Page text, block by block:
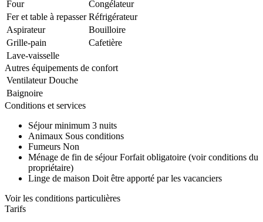
Four
Congélateur
Fer et table à repasser Réfrigérateur
Aspirateur
Bouilloire
Grille-pain
Cafetière
Lave-vaisselle
Autres équipements de confort
Ventilateur Douche
Baignoire
Conditions et services
Séjour minimum 3 nuits
Animaux Sous conditions
Fumeurs Non
Ménage de fin de séjour Forfait obligatoire (voir conditions du
propriétaire)
Linge de maison Doit être apporté par les vacanciers
Voir les conditions particulières
Tarifs